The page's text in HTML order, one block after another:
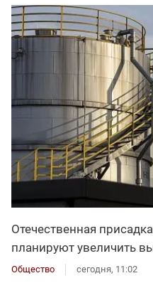
Отечественная
планируют увеличить
Общество сегодня, 11:02